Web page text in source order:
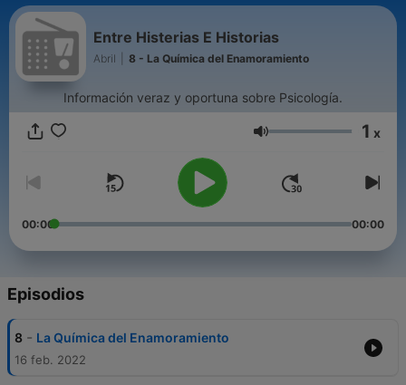
Entre Histerias E Historias
Abril 8 - La Química del Enamoramiento
Información veraz y oportuna sobre Psicología.
Volumen 1 x
00:00 00:00
Episodios
8 - La Química del Enamoramiento
16 feb. 2022